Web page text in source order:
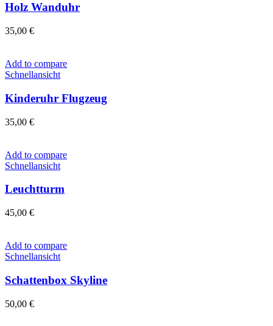
Holz Wanduhr
35,00 €
Add to compare
Schnellansicht
Kinderuhr Flugzeug
35,00 €
Add to compare
Schnellansicht
Leuchtturm
45,00 €
Add to compare
Schnellansicht
Schattenbox Skyline
50,00 €